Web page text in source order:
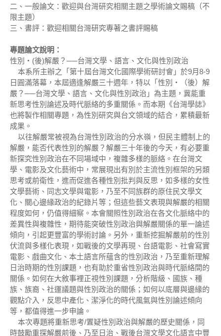
二、一般論文：歡迎與台灣研究相關主題之學術論文賜稿（不
限主題）
三、書評：歡迎相關台灣研究專著之書評賜稿
專題論文說明：
性別‧(後)解嚴？──台灣文學、語言、文化與性別政治
本系所主辦之「第十屆台灣文化國際學術研討會」於9月8-9
日圓滿落幕，本屆適逢解嚴三十週年，特以「性別‧（後）解
嚴？──台灣文學、語言、文化與性別政治」為主題，冀能重
新思考性別論述及時代脈絡的多重關係。而本期《台灣學誌》
也將製作相關專題，為性別研究與台文領域的結合，累積最新
成果。
以往解嚴常被視為台灣性別政治的分水嶺，但民主體制上的
解嚴，能否代表性別的解嚴？解嚴三十年後的今天，有必要重
新探究性別政治在不同場域中，複雜多樣的脈絡。在台灣文
學、電影及文化藝術中，常展現出有別於主流性別框架的另類
思考或前衛性，進而促進各種性別批判與反思，如多樣的女性
文學藝術、同志文學與電影，乃至不同族群的原住民文學文
化、關心邊緣政治的紀錄片等；但這些藝文表現與解嚴的相關
程度如何，仍值得細察。本會關照性別政治在各文化脈絡中的
差異性與複雜性，期待能突破性別政治與解嚴關係的單一論述
傾向，引起更豐富的學術討論。另外，重新挖掘解嚴前的性別
伏流與多樣化表現，如戰後的文學再現、台語電影、社會寫實
電影、戲曲文化、本土語言所蘊含的性別政治，乃至重新理解
日治時期的性別課題，也有助於重省性別政治與時代脈絡間的
關係。如何在大敘事裡正視性別課題，分析階級、國族、種
族、族裔、社運議題與性別政治的關係；如何以底層與邊緣的
觀點介入，反思中產化、潔淨化的時代風氣與性別論述傾向
等，都值得進一步申論。
本次專題將重新思考/置疑性別政治與解嚴的歷史關係，同
時鼓勵重探解嚴前後、乃至日治、戰後台灣文學文化語言中豐